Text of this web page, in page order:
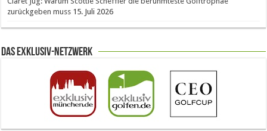
zurückgeben muss 15. Juli 2026
Das Exklusiv-Netzwerk